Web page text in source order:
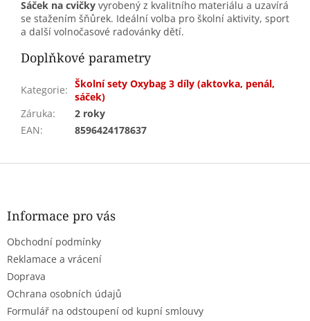
Sáček na cvičky vyrobený z kvalitního materiálu a uzavírá
se stažením šňůrek. Ideální volba pro školní aktivity, sport
a další volnočasové radovánky dětí.
Doplňkové parametry
Kategorie: Školní sety Oxybag 3 díly (aktovka, penál,
sáček)
Záruka:
2 roky
EAN: 8596424178637
Z
Informace pro vás
Obchodní podmínky
Reklamace a vrácení
Doprava
Ochrana osobních údajů
Formulář na odstoupení od kupní smlouvy